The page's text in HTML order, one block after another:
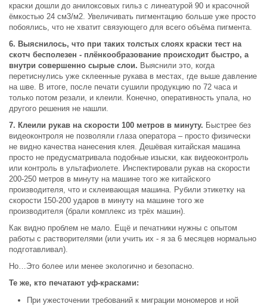
краски дошли до анилоксовых гильз с линеатурой 90 и красочной
ёмкостью 24 см3/м2. Увеличивать пигментацию больше уже просто
побоялись, что не хватит связующего для всего объёма пигмента.
6. Выяснилось, что при таких толстых слоях краски тест на
скотч бесполезен - плёнкообразование происходит быстро, а
внутри совершенно сырые слои. Выяснили это, когда
перетиснулись уже склеенные рукава в местах, где выше давление
на шве. В итоге, после печати сушили продукцию по 72 часа и
только потом резали, и клеили. Конечно, оперативность упала, но
другого решения не нашли.
7. Клеили рукав на скорости 100 метров в минуту. Быстрее без
видеоконтроля не позволяли глаза оператора – просто физически
не видно качества нанесения клея. Дешёвая китайская машина
просто не предусматривала подобные изыски, как видеоконтроль
или контроль в ультафиолете. Инспектировали рукав на скорости
200-250 метров в минуту на машине того же китайского
производителя, что и склеивающая машина. Рубили этикетку на
скорости 150-200 ударов в минуту на машине того же
производителя (брали комплекс из трёх машин).
Как видно проблем не мало. Ещё и печатники нужны с опытом
работы с растворителями (или учить их - я за 6 месяцев нормально
подготавливал).
Но…Это более или менее экологично и безопасно.
Те же, кто печатают уф-красками:
При ужесточении требований к миграции мономеров и ной